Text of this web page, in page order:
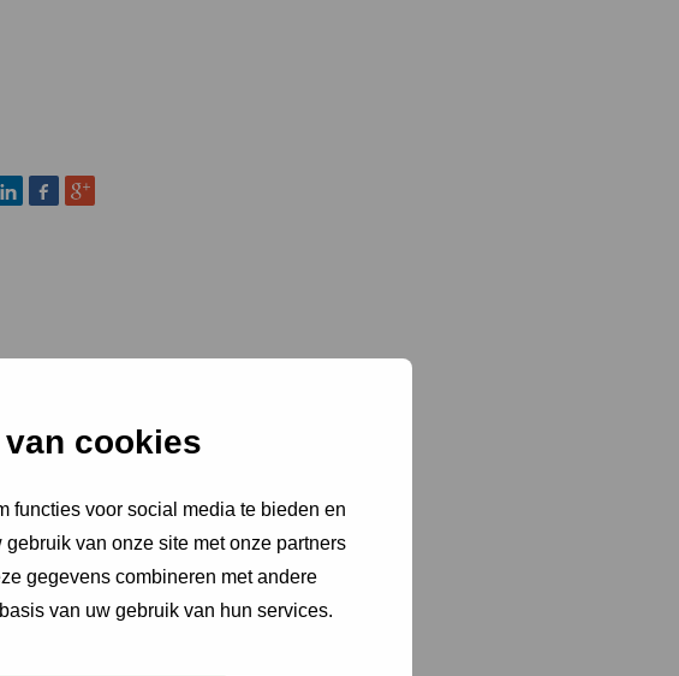
cookies
functies voor social media te bieden en
van onze site met onze partners
gegevens combineren met andere
van uw gebruik van hun services.